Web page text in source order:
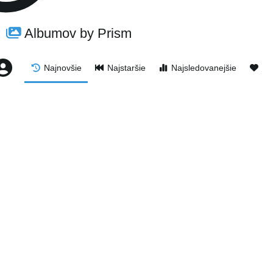
Albumov by Prism
Najnovšie Najstaršie Najsledovanejšie